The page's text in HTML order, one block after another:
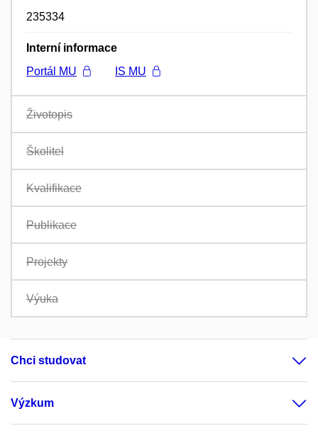
235334
Interní informace
Portál MU
IS MU
Životopis
Školitel
Kvalifikace
Publikace
Projekty
Výuka
Chci studovat
Výzkum